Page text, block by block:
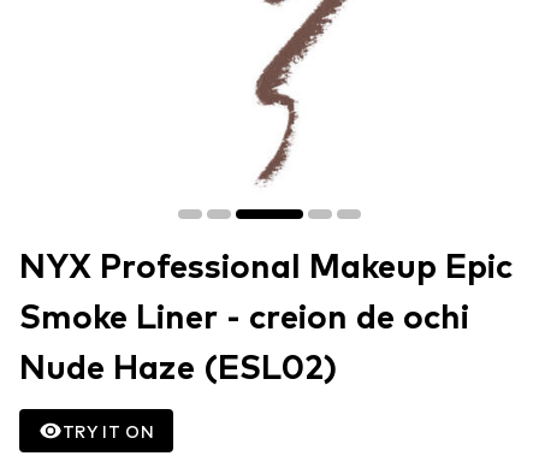
NYX Professional Makeup Epic
Smoke Liner - creion de ochi
Nude Haze (ESL02)
TRY IT ON